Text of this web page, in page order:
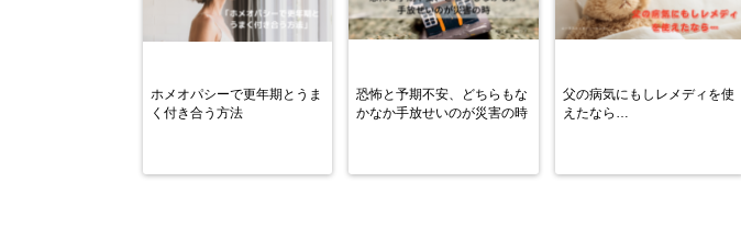
ホメオパシーで更年期とうま
く付き合う方法
恐怖と予期不安、どちらもな
かなか手放せいのが災害の時
父の病気にもしレメディを使
えたなら…